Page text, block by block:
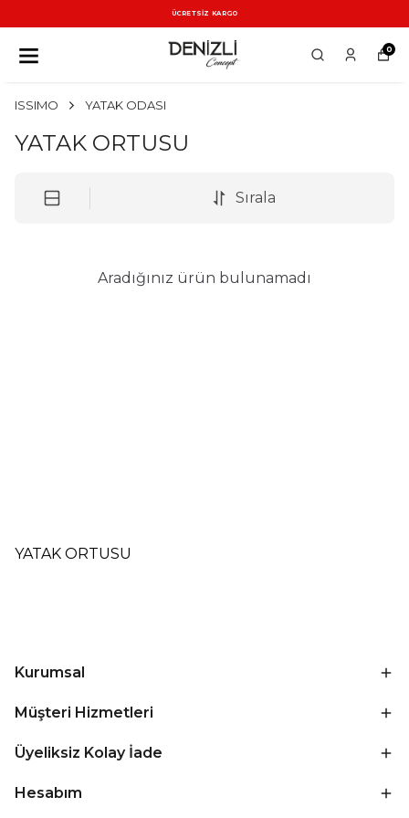
ÜCRETSİZ KARGO
0
ISSIMO YATAK ODASI
YATAK ORTUSU
Sırala
Aradığınız ürün bulunamadı
YATAK ORTUSU
Kurumsal
Müşteri Hizmetleri
Üyeliksiz Kolay İade
Hesabım